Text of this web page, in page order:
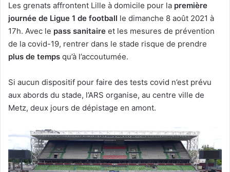
Les grenats affrontent Lille à domicile pour la première
journée de Ligue 1 de football le dimanche 8 août 2021 à
17h. Avec le pass sanitaire et les mesures de prévention
de la covid-19, rentrer dans le stade risque de prendre
plus de temps qu’à l’accoutumée.
Si aucun dispositif pour faire des tests covid n’est prévu
aux abords du stade, l’ARS organise, au centre ville de
Metz, deux jours de dépistage en amont.